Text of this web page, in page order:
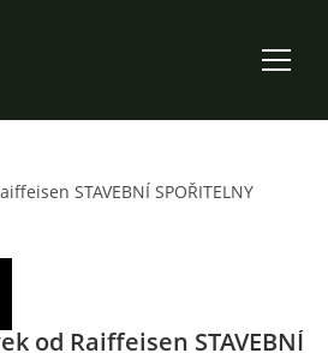
STAVEBNÍ SPOŘITELNY
od Raiffeisen STAVEBNÍ